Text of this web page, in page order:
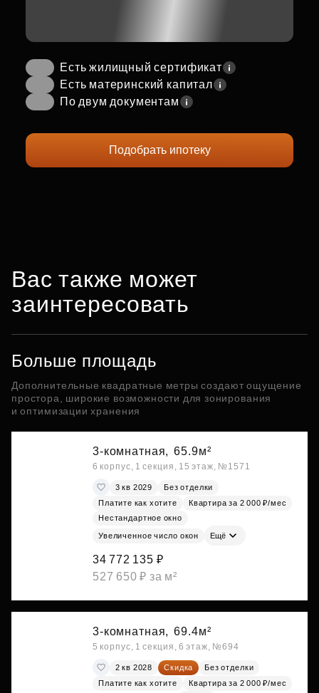
Есть жилищный сертификат
Есть материнский капитал
По двум документам
Подобрать ипотеку
Вас также может
заинтересовать
Больше площадь
Дополнительные квадратные метры создают ощущение
простора, широкие возможности для зонирования
и оптимизации хранения
3-комнатная, 65.9м²
6 корпус, 1 секция, 15 этаж, №1571
3 кв 2029
Без отделки
Платите как хотите
Квартира за 2 000 ₽/мес
Нестандартное окно
Увеличенное число окон Ещё
34 772 135 ₽
527 650 ₽ за м²
3-комнатная, 69.4м²
5 корпус, 1 секция, 6 этаж, №694
2 кв 2028 Скидка
Без отделки
Платите как хотите
Квартира за 2 000 ₽/мес